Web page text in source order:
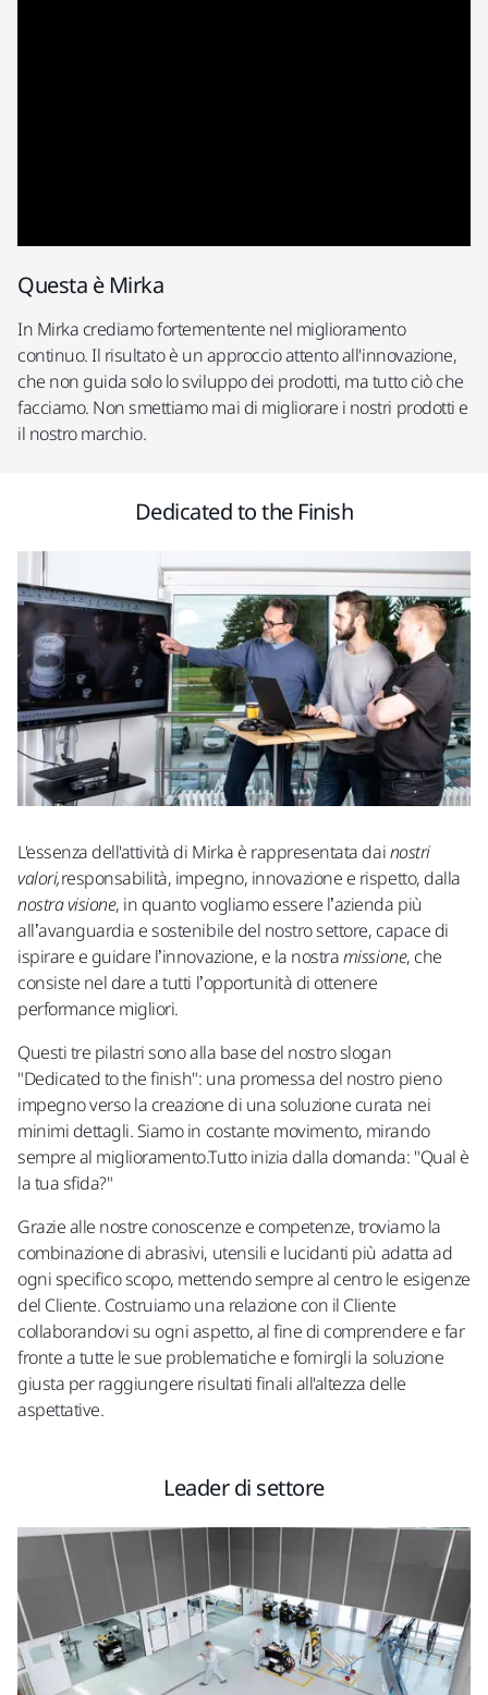
Questa è Mirka
In Mirka crediamo fortementente nel miglioramento
continuo. Il risultato è un approccio attento all'innovazione,
che non guida solo lo sviluppo dei prodotti, ma tutto ciò che
facciamo. Non smettiamo mai di migliorare i nostri prodotti e
il nostro marchio.
Dedicated to the Finish
L'essenza dell'attività di Mirka è rappresentata dainostri
valori,responsabilità, impegno, innovazione e rispetto, dalla
nostra visione, in quanto vogliamo essere l’azienda più
all’avanguardia e sostenibile del nostro settore, capace di
ispirare e guidare l’innovazione, e la nostramissione, che
consiste nel dare a tutti l’opportunità di ottenere
performance migliori.
Questi tre pilastri sono alla base del nostro slogan
"Dedicated to the finish": una promessa del nostro pieno
impegno verso la creazione di una soluzione curata nei
minimi dettagli. Siamo in costante movimento, mirando
sempre al miglioramento.Tutto inizia dalla domanda: "Qual è
la tua sfida?"
Grazie alle nostre conoscenze e competenze, troviamo la
combinazione di abrasivi, utensili e lucidanti più adatta ad
ogni specifico scopo, mettendo sempre al centro le esigenze
del Cliente. Costruiamo una relazione con il Cliente
collaborandovi su ogni aspetto, al fine di comprendere e far
fronte a tutte le sue problematiche e fornirgli la soluzione
giusta per raggiungere risultati finali all'altezza delle
aspettative.
Leader di settore